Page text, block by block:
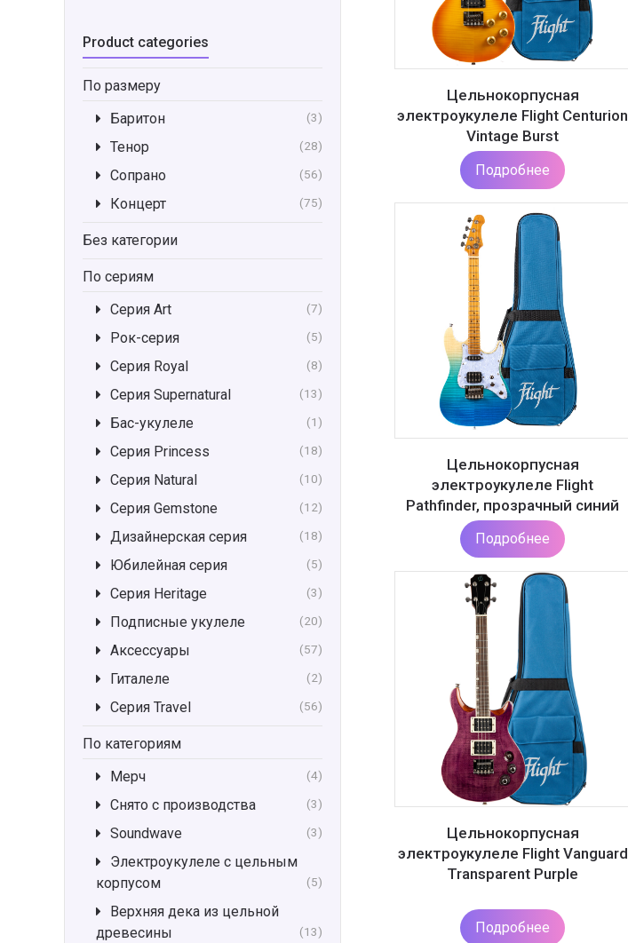
Цельнокорпусная
электроукулеле Flight Centurion
Vintage Burst
Подробнее
Цельнокорпусная
электроукулеле Flight
Pathfinder, прозрачный синий
Подробнее
Цельнокорпусная
электроукулеле Flight Vanguard
Transparent Purple
Подробнее
Product categories
По размеру
Баритон
(3)
Тенор (28)
Сопрано (56)
Концерт (75)
Без категории
По сериям
Серия Art
(7)
Рок-серия (5)
Серия Royal (8)
Серия Supernatural (13)
Бас-укулеле (1)
Серия Princess (18)
Серия Natural (10)
Серия Gemstone (12)
Дизайнерская серия (18)
Юбилейная серия (5)
Серия Heritage (3)
Подписные укулеле (20)
Аксессуары (57)
Гиталеле (2)
Серия Travel (56)
По категориям
Мерч
(4)
Снято с производства (3)
Soundwave (3)
Электроукулеле с цельным
корпусом
(5)
Верхняя дека из цельной
древесины
(13)